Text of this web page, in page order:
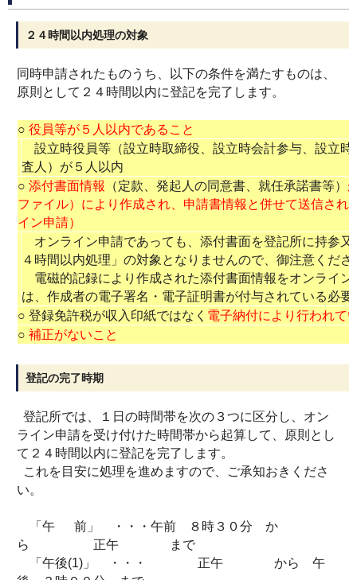
２４時間以内処理の対象
同時申請されたものうち、以下の条件を満たすものは、
原則として２４時間以内に登記を完了します。
○ 役員等が５人以内であること
設立時役員等（設立時取締役、設立時会計参与、設立時
査人）が５人以内
○ 添付書面情報 （定款、発起人の同意書、就任承諾書等）
ファイル）により作成され、申請書情報と併せて送信され
イン申請）
オンライン申請であっても、添付書面を登記所に持参又
４時間以内処理」の対象となりませんので、御注意くださ
電磁的記録により作成された添付書面情報をオンライン
は、作成者の電子署名・電子証明書が付与されている必要
○ 登録免許税が収入印紙ではなく 電子納付により行われて
○ 補正がないこと
登記の完了時期
登記所では、１日の時間帯を次の３つに区分し、オン
ライン申請を受け付けた時間帯から起算して、原則とし
て２４時間以内に登記を完了します。
これを目安に処理を進めますので、ご承知おきくださ
い。
「午 前」 ・・・午前 ８時３０分 か
ら 正午 まで
「午後(1)」 ・・・ 正午 から 午